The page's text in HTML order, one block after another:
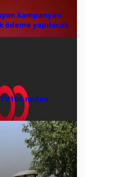
kampanyası
ödeme yapılacak
neden